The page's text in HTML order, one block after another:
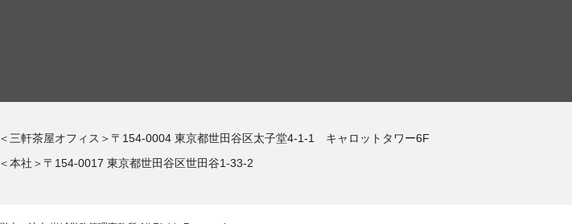
＜三軒茶屋オフィス＞〒154-0004 東京都世田谷区太子堂4-1-1 キャロットタワー6F
＜本社＞〒154-0017 東京都世田谷区世田谷1-33-2